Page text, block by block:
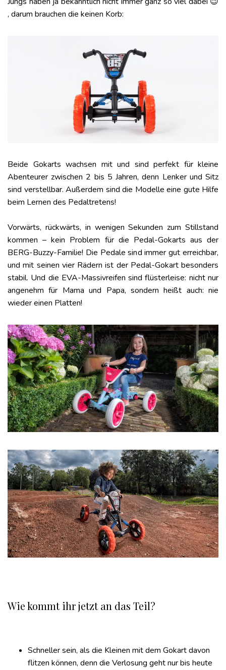
, darum brauchen die keinen Korb:
Beide Gokarts wachsen mit und sind perfekt für kleine
Abenteurer zwischen 2 bis 5 Jahren, denn Lenker und Sitz
sind verstellbar. Außerdem sind die Modelle eine gute Hilfe
beim Lernen des Pedaltretens!
Vorwärts, rückwärts, in wenigen Sekunden zum Stillstand
kommen – kein Problem für die Pedal-Gokarts aus der
BERG-Buzzy-Familie! Die Pedale sind immer gut erreichbar,
und mit seinen vier Rädern ist der Pedal-Gokart besonders
stabil. Und die EVA-Massivreifen sind flüsterleise: nicht nur
angenehm für Mama und Papa, sondern heißt auch: nie
wieder einen Platten!
Wie kommt ihr jetzt an das Teil?
Schneller sein, als die Kleinen mit dem Gokart davon
flitzen können, denn die Verlosung geht nur bis heute